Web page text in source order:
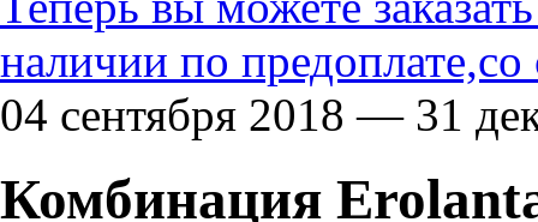
наличии по предоплате,со
04 сентября 2018 — 31
Комбинация